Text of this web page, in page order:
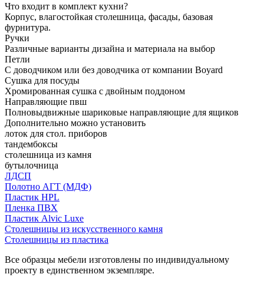
Что входит в комплект кухни?
Корпус, влагостойкая столешница, фасады, базовая
фурнитура.
Ручки
Различные варианты дизайна и материала на выбор
Петли
С доводчиком или без доводчика от компании Boyard
Сушка для посуды
Хромированная сушка с двойным поддоном
Направляющие пвш
Полновыдвижные шариковые направляющие для ящиков
Дополнительно можно установить
лоток для стол. приборов
тандембоксы
столешница из камня
бутылочница
ЛДСП
Полотно АГТ (МДФ)
Пластик HPL
Пленка ПВХ
Пластик Alvic Luxe
Столешницы из искусственного камня
Столешницы из пластика
Все образцы мебели изготовлены по индивидуальному
проекту в единственном экземпляре.